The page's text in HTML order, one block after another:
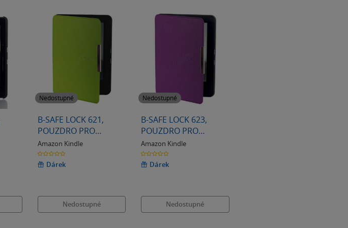
Nedostupné
B-SAFE LOCK 621,
POUZDRO PRO
AMAZON KINDLE
PAPERWHITE 3,
ZELENÉ
Amazon Kindle
0.0
z
5
hvězdiček
Dárek
Nedostupné
Nedostupné
B-SAFE LOCK 623,
POUZDRO PRO
AMAZON KINDLE
PAPERWHITE 3,
FIALOVÉ
Amazon Kindle
0.0
z
5
hvězdiček
Dárek
Nedostupné